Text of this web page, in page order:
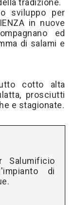
tradizione.
sviluppo per
in nuove
ed
di salami e
cotto alta
prosciutti
e stagionate.
Salumificio
di